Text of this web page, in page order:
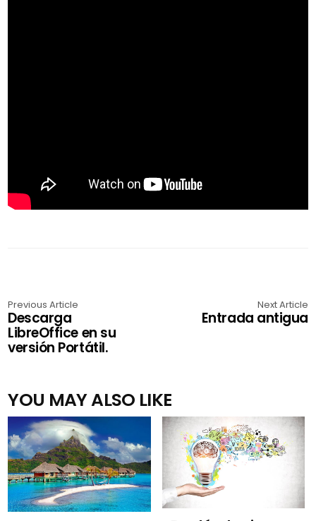
Previous Article
Descarga
LibreOffice en su
versión Portátil.
Next Article
Entrada antigua
YOU MAY ALSO LIKE